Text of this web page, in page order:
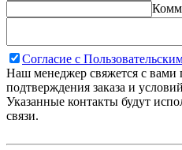
Согласие с
Наш менеджер свяжется с вами
подтверждения заказа и
Указанные контакты будут
связи.